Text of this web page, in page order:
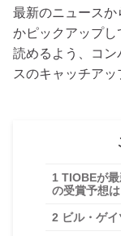
最新のニュース
かピックアップし
読めるよう、コ
スのキャッチアッ
1 TIOBEが
の受賞予想は
2 ビル・ゲ